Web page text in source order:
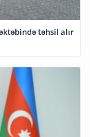
təhsil alır